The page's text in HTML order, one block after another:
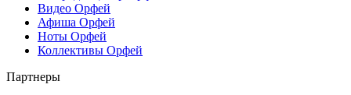
Видео Орфей
Афиша Орфей
Ноты Орфей
Коллективы Орфей
Партнеры